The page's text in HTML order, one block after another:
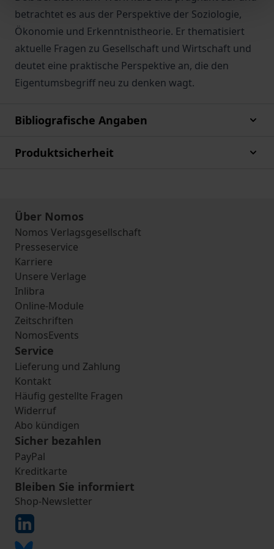
betrachtet es aus der Perspektive der Soziologie,
Ökonomie und Erkenntnistheorie. Er thematisiert
aktuelle Fragen zu Gesellschaft und Wirtschaft und
deutet eine praktische Perspektive an, die den
Eigentumsbegriff neu zu denken wagt.
Bibliografische Angaben
Produktsicherheit
Über Nomos
Nomos Verlagsgesellschaft
Presseservice
Karriere
Unsere Verlage
Inlibra
Online-Module
Zeitschriften
NomosEvents
Service
Lieferung und Zahlung
Kontakt
Häufig gestellte Fragen
Widerruf
Abo kündigen
Sicher bezahlen
PayPal
Kreditkarte
Bleiben Sie informiert
Shop-Newsletter